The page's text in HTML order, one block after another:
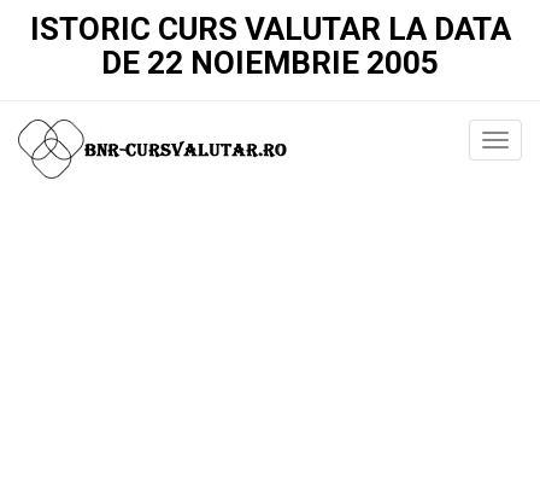
ISTORIC CURS VALUTAR LA DATA
DE 22 NOIEMBRIE 2005